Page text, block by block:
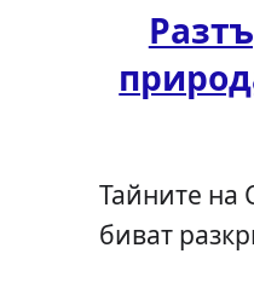
Тайните на
биват